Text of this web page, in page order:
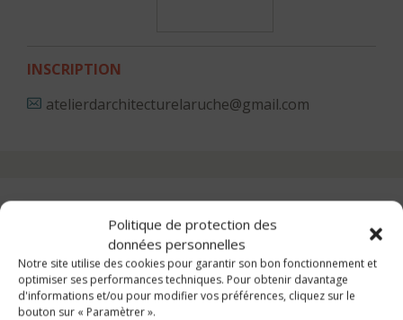
Politique de protection des
données personnelles
Notre site utilise des cookies pour garantir son bon fonctionnement et
optimiser ses performances techniques. Pour obtenir davantage
d'informations et/ou pour modifier vos préférences, cliquez sur le
bouton sur « Paramètrer ».
INSCRIPTION
atelierdarchitecturelaruche@gmail.com
RECHERCHER UN AUTRE ÉVÉNEMENT